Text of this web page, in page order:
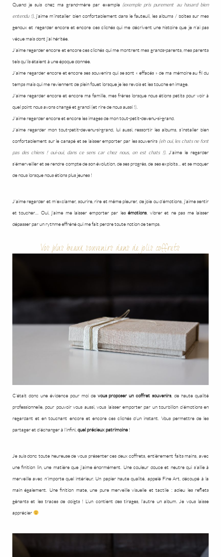
Quand je suis chez ma grand-mère par exemple (exemple pris purement au hasard bien
entendu !), j’aime m’installer bien confortablement dans le fauteuil, les albums / boîtes sur mes
genoux et regarder encore et encore ces clichés qui me décrivent une histoire que je n’ai pas
vécue mais dont j’ai héritée.
J’aime regarder encore et encore ces clichés qui me montrent mes grands-parents, mes parents
tels qu’ils étaient à une époque donnée.
J’aime regarder encore et encore ses souvenirs qui se sont « effacés » de ma mémoire au fil du
temps mais qui me reviennent de plein fouet lorsque je les revois et les touche en image.
J’aime regarder encore et encore ma famille, mes frères lorsque nous étions petits pour voir à
quel point nous avons changé et grandi (et rire de nous aussi !).
J’aime regarder encore et encore les images de mon tout-petit-devenu-si-grand.
J’aime regarder mon tout-petit-devenu-si-grand, lui aussi, ressortir les albums, s’installer bien
confortablement sur le canapé et se laisser emporter par les souvenirs (eh oui, les chats ne font
pas des chiens ! oui-oui, dans ce sens car chez nous, on est chats !). J’aime le regarder
s’émerveiller et se rendre compte de son évolution, de ses progrès, de ses exploits… et se moquer
de nous lorsque nous étions plus jeunes !
J’aime regarder et m’exclamer, sourire, rire et même pleurer, de joie ou d’émotions, j’aime sentir
et toucher… Oui, j’aime me laisser emporter par lesémotions, vibrer et ne pas me laisser
dépasser par un rythme effréné qui me fait perdre toute notion de temps.
Vos plus beaux souvenirs dans de jolis coffrets
C’était donc une évidence pour moi de vous proposer un coffret souvenirs , de haute qualité
professionnelle, pour pouvoir vous aussi, vous laisser emporter par un tourbillon d’émotions en
regardant et en touchant encore et encore ces clichés d’un instant. Vous permettre de les
partager et d’échanger à l’infini, quel précieux patrimoine !
Je suis donc toute heureuse de vous présenter ces deux coffrets, entièrement faits mains, avec
une finition lin, une matière que j’aime énormément. Une couleur douce et neutre qui s’allie à
merveille avec n’importe quel intérieur. Un papier haute qualité, appelé Fine Art, découpé à la
main également. Une finition mate, une pure merveille visuelle et tactile : adieu les reflets
gênants et les traces de doigts ! L’un contient des tirages, l’autre un album. Je vous laisse
apprécier